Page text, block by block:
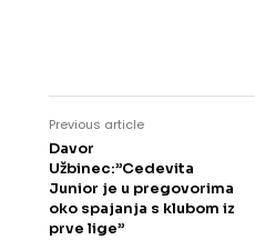
Previous article
Davor
Užbinec:”Cedevita
Junior je u pregovorima
oko spajanja s klubom iz
prve lige”